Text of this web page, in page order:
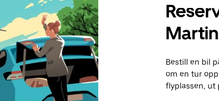
Bestill en bil
om en tur
flyplassen, ut